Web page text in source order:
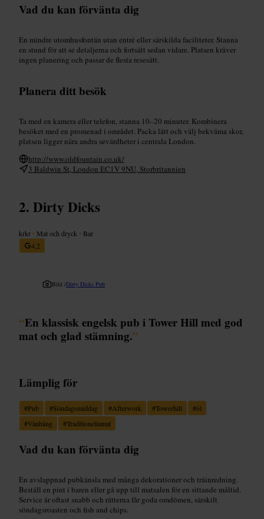
Vad du kan förvänta dig
En mindre utomhusfontän utan entré eller särskilda faciliteter. Stanna
en stund för att se detaljerna och fortsätt sedan vidare. Platsen kräver
ingen planering och passar de flesta resesätt.
Planera ditt besök
Ta med en kamera eller telefon, stanna 10–20 minuter. Kombinera
besöket med en promenad i området. Packa lätt och välj bekväma skor,
platsen ligger nära andra sevärdheter i centrala London.
http://www.oldfountain.co.uk/
3 Baldwin St, London EC1V 9NU, Storbritannien
Dirty Dicks
krkr • Mat och dryck • Bar
4,2
Bild /Dirty Dicks Pub
“En klassisk engelsk pub i Tower Hill med god
mat och glad stämning.”
Lämplig för
#Pub #Söndagsmiddag #Afterwork #Towerhill #öl
#Vänhäng #Traditionellamat
Vad du kan förvänta dig
En avslappnad pubkänsla med många dekorationer och träinredning.
Beställ en pint i baren eller gå upp till matsalen för en sittande måltid.
Service är oftast snabb och rätterna får goda omdömen, särskilt
söndagsroasten och fish and chips.